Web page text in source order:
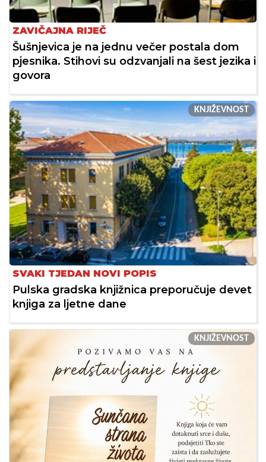
ZAVIČAJNA RIJEČ
Šušnjevica je na jednu večer postala dom
pjesnika. Stihovi su odzvanjali na šest jezika i
govora
KNJIŽEVNOST
SVAKI TJEDAN NOVI POPIS
Pulska gradska knjižnica preporučuje devet
knjiga za ljetne dane
KNJIŽEVNOST